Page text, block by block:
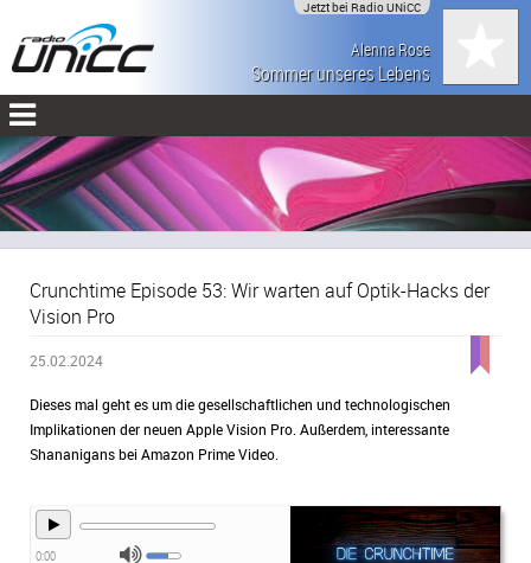
Jetzt bei Radio UNiCC
Alenna Rose
Sommer unseres Lebens
Crunchtime Episode 53: Wir warten auf Optik-Hacks der
Vision Pro
25.02.2024
Dieses mal geht es um die gesellschaftlichen und technologischen
Implikationen der neuen Apple Vision Pro. Außerdem, interessante
Shananigans bei Amazon Prime Video.
0:00